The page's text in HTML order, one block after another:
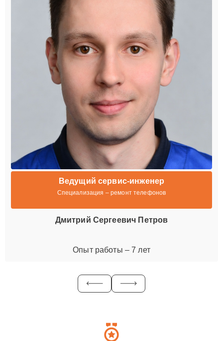
Ведущий сервис-инженер
Специализация – ремонт телефонов
Дмитрий Сергеевич Петров
Опыт работы – 7 лет